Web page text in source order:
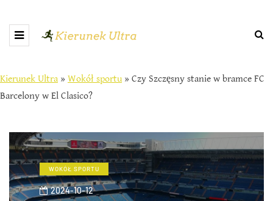
Kierunek Ultra » Wokół sportu» Czy Szczęsny stanie w bramce FC
Barcelony w El Clasico?
WOKÓŁ SPORTU
2024-10-12